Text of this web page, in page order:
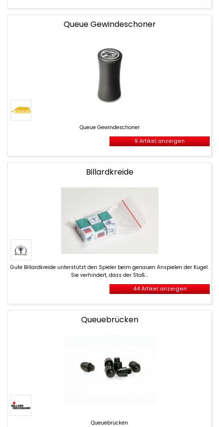
Queue Gewindeschoner
Queue
Queue Gewindeschoner
9 Artikel anzeigen
Billardkreide
Billardkreide
beim
Gute Billardkreide unterstützt den Spieler beim genauen Anspielen der Kugel.
Sie verhindert, dass der Stoß...
44 Artikel anzeigen
Queuebrücken
Queuebrücken
Queuebrücken